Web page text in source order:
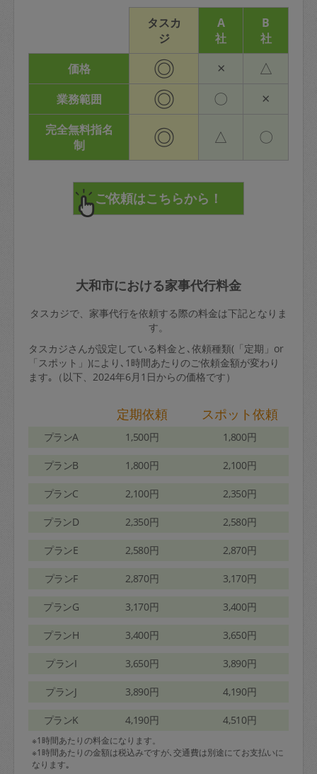
タスカ
ジ
A
社
B
社
価格
◎ × △
業務範囲 ◎ 〇 ×
完全無料指名
制
◎ △ 〇
大和市における家事代行料金
タスカジで、家事代行を依頼する際の料金は下記となりま
す。
タスカジさんが設定している料金と､依頼種類(「定期」or
「スポット」)により､1時間あたりのご依頼金額が変わり
ます｡（以下、2024年6月1日からの価格です）
定期依頼 スポット依頼
プランA 1,500円 1,800円
プランB 1,800円 2,100円
プランC 2,100円 2,350円
プランD 2,350円 2,580円
プランE 2,580円 2,870円
プランF 2,870円 3,170円
プランG 3,170円 3,400円
プランH 3,400円 3,650円
プランI 3,650円 3,890円
プランJ 3,890円 4,190円
プランK 4,190円 4,510円
※1時間あたりの料金になります。
※1時間あたりの金額は税込みですが､交通費は別途にてお支払いに
なります｡